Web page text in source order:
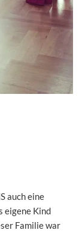
auch eine
eigene Kind
Familie war